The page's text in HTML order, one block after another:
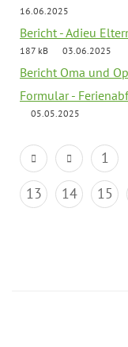
16.06.2025
Bericht - Adieu
187 kB
03.06.2025
Bericht Oma und
Formular -
05.05.2025
1
13
14 15